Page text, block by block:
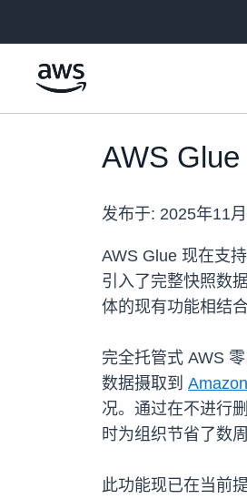
AWS
发布于: 2025年11
AWS Glue 现在支
引入了完整快照数
体的现有功能相结
完全托管式 AWS
数据摄取到
况。通过在不进行
时为组织节省了数
此功能现已在当前